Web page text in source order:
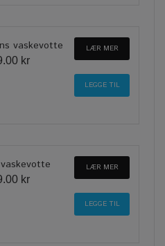
vaskevotte
kr
LÆR MER
kr
LÆR MER